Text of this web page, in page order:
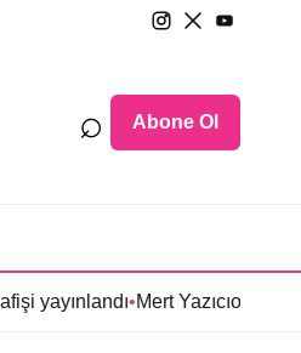
⌕ Abone Ol
•Mert Yazıcıoğlu’nun Aras